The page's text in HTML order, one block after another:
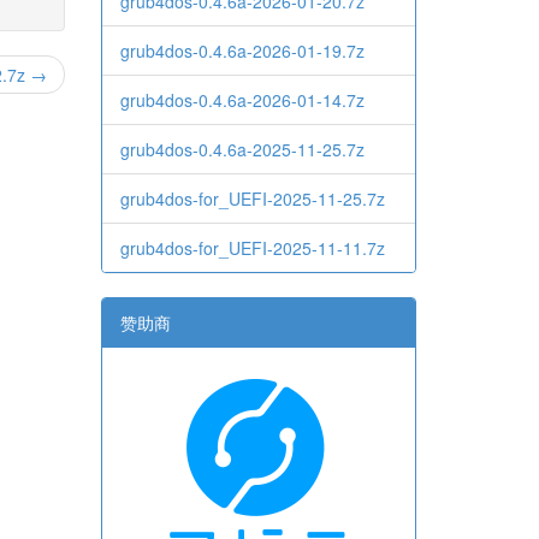
→
grub4dos-0.4.6a-2026-01-19.7z
grub4dos-0.4.6a-2026-01-14.7z
grub4dos-0.4.6a-2025-11-25.7z
grub4dos-for_UEFI-2025-11-25.7z
grub4dos-for_UEFI-2025-11-11.7z
赞助商